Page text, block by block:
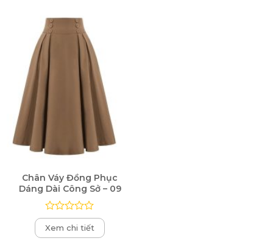
sao
Chân Váy Đồng Phục
Dáng Dài Công Sở – 09
Được
xếp
hạng
Xem chi tiết